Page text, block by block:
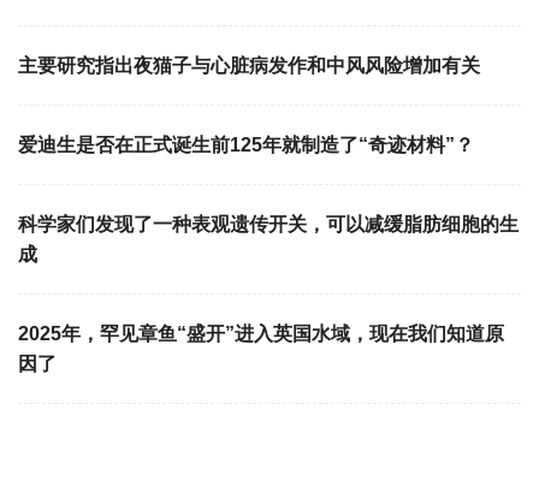
主要研究指出夜猫子与心脏病发作和中风风险增加有关
爱迪生是否在正式诞生前125年就制造了“奇迹材料”？
科学家们发现了一种表观遗传开关，可以减缓脂肪细胞的生
成
2025年，罕见章鱼“盛开”进入英国水域，现在我们知道原
因了